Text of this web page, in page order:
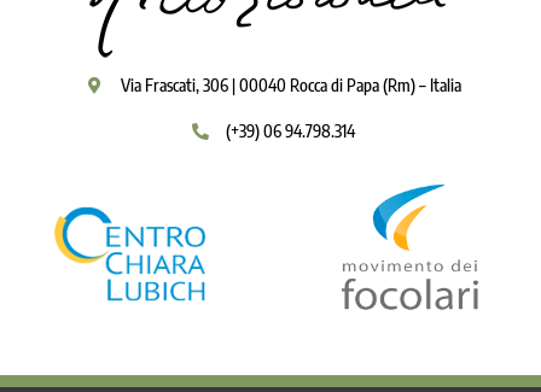
Via Frascati, 306 | 00040 Rocca di Papa (Rm) – Italia
(+39) 06 94.798.314